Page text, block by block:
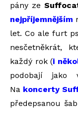
pány ze
nejpříjemnějším
let. Co ale furt
nesčetněkrát,
každý rok (i
podobají jako
Na koncerty
předepsanou